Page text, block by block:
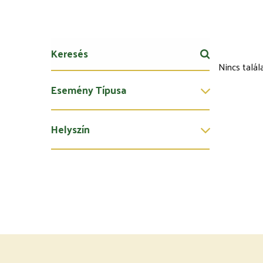
Esemény Típusa
Helyszín
Nincs